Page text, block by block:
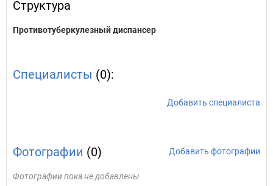
Структура
Противотуберкулезный диспансер
Специалисты (0):
Добавить специалиста
Фотографии (0) Добавить фотографии
Фотографии пока не добавлены